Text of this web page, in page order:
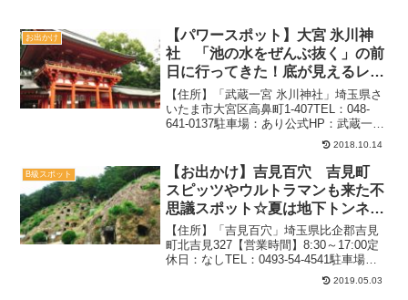
お出かけ
【パワースポット】大宮 氷川神
社 「池の水をぜんぶ抜く」の前
日に行ってきた！底が見えるレア
景色に遭遇
【住所】「武蔵一宮 氷川神社」埼玉県さ
いたま市大宮区高鼻町1-407TEL：048-
641-0137駐車場：あり公式HP：武蔵一宮
氷川神社【追記】放送は2018.10月14日
（日）20時から→ホタル復活へ大宮氷川
神社に1000人公式サイト...
2018.10.14
B級スポット
【お出かけ】吉見百穴 吉見町
スピッツやウルトラマンも来た不
思議スポット☆夏は地下トンネル
でヒンヤリ～
【住所】「吉見百穴」埼玉県比企郡吉見
町北吉見327【営業時間】8:30～17:00定
休日：なしTEL：0493-54-4541駐車場：
あり入館料：大人300円、小学生200円
2018.9月（週末）：11時過ぎ団体なし、
2019.05.03